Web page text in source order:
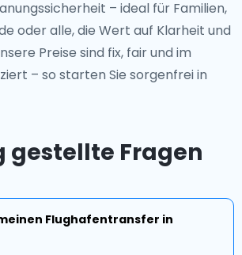
– ideal für Familien,
oder alle, die Wert auf Klarheit und
Preise sind fix, fair und im
– so starten Sie sorgenfrei in
gestellte Fragen
Flughafentransfer in